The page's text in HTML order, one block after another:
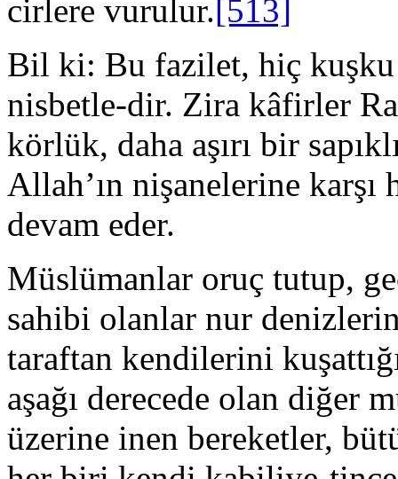
cirlere vurulur.[513]
Bil ki: Bu fazilet, hiç
nisbetle-dir. Zira kâfirler
körlük, daha aşırı bir
Allah’ın nişanelerine
devam eder.
Müslümanlar oruç tutup,
sahibi olanlar nur
taraftan kendilerini
aşağı derece­de olan diğer
üzerine inen bere­ketler,